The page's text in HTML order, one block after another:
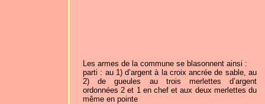
Les armes de la commune se blasonnent ainsi :
parti : au 1) d’argent à la croix ancrée de sable, au
2) de gueules au trois merlettes d’argent
ordonnées 2 et 1 en chef et aux deux merlettes du
même en pointe